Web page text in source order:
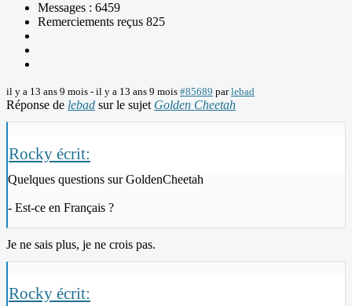
Messages : 6459
Remerciements reçus 825
il y a 13 ans 9 mois - il y a 13 ans 9 mois #85689 parlebad
Réponse de lebad sur le sujet Golden Cheetah
Rocky écrit:
Quelques questions sur GoldenCheetah
- Est-ce en Français ?
Je ne sais plus, je ne crois pas.
Rocky écrit: